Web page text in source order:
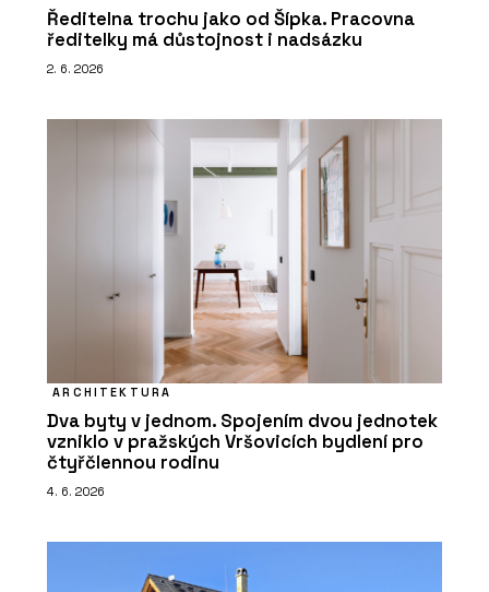
Ředitelna trochu jako od Šípka. Pracovna
ředitelky má důstojnost i nadsázku
2. 6. 2026
ARCHITEKTURA
Dva byty v jednom. Spojením dvou jednotek
vzniklo v pražských Vršovicích bydlení pro
čtyřčlennou rodinu
4. 6. 2026